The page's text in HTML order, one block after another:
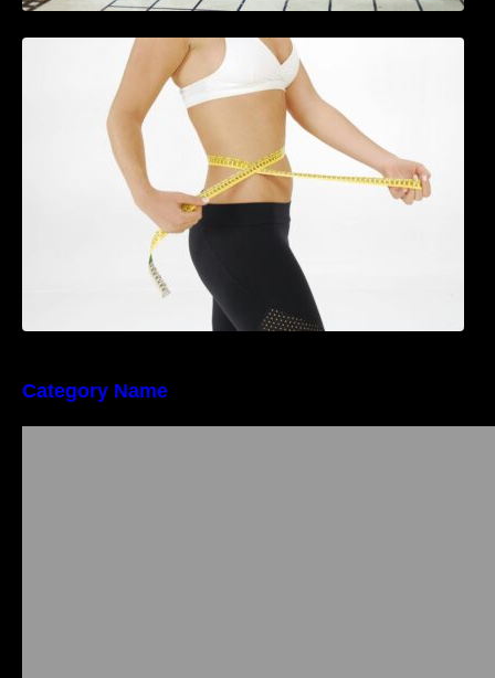
Tratamentul Wegovy® generează o scădere
în greutate de până la 22,6% la femei în
perioada menopauzei și reduce la jumătate
riscul de migrene
Category Name